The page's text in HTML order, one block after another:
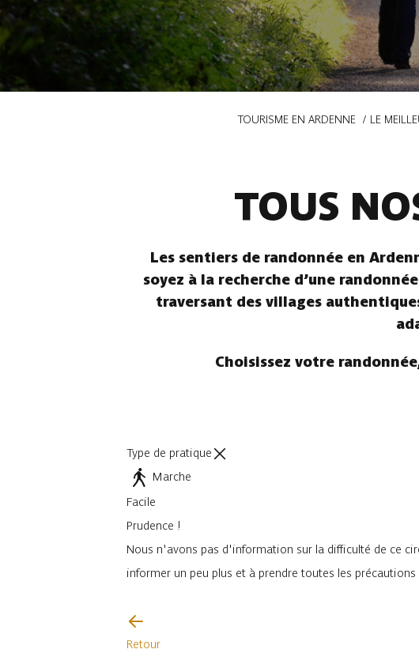
TOURISME EN ARDENNE LE
TOUS
Les sentiers de randonnée en
soyez à la recherche d’une
traversant des villages
Choisissez votre
Type de pratique
Marche
Facile
Prudence !
Nous n'avons pas d'information sur la difficulté de ce
informer un peu plus et à prendre toutes les
Retour